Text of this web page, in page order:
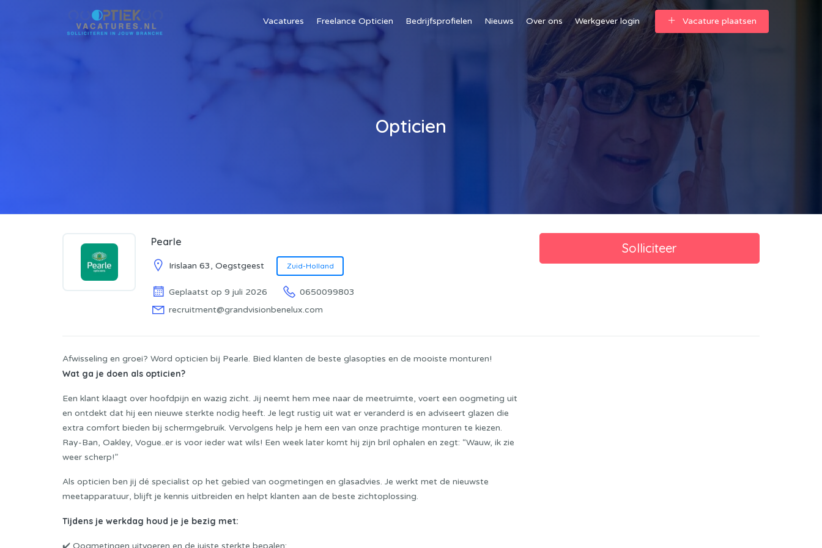
Vacatures Freelance Opticien Bedrijfsprofielen Nieuws Over ons Werkgever login Vacature plaatsen
Opticien
Pearle
Irislaan 63, Oegstgeest Zuid-Holland
Geplaatst op 9 juli 2026
0650099803
recruitment@grandvisionbenelux.com
Afwisseling en groei? Word opticien bij Pearle. Bied klanten de beste glasopties en de mooiste monturen!
Wat ga je doen als opticien?
Een klant klaagt over hoofdpijn en wazig zicht. Jij neemt hem mee naar de meetruimte, voert een oogmeting uit
en ontdekt dat hij een nieuwe sterkte nodig heeft. Je legt rustig uit wat er veranderd is en adviseert glazen die
extra comfort bieden bij schermgebruik. Vervolgens help je hem een van onze prachtige monturen te kiezen.
Ray-Ban, Oakley, Vogue..er is voor ieder wat wils! Een week later komt hij zijn bril ophalen en zegt: “Wauw, ik zie
weer scherp!”
Als opticien ben jij dé specialist op het gebied van oogmetingen en glasadvies. Je werkt met de nieuwste
meetapparatuur, blijft je kennis uitbreiden en helpt klanten aan de beste zichtoplossing.
Tijdens je werkdag houd je je bezig met:
✔️ Oogmetingen uitvoeren en de juiste sterkte bepalen;